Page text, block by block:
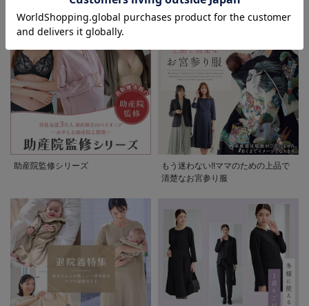
助産院監修シリーズ
もう迷わない!!ママのための上品で
清楚なお宮参り服